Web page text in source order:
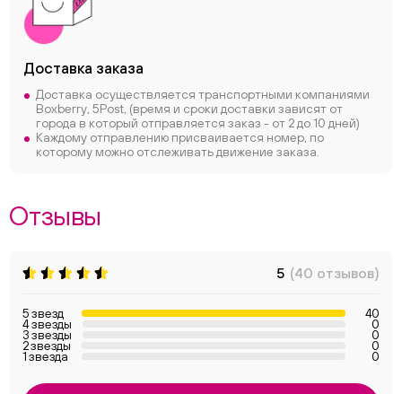
Доставка заказа
Доставка осуществляется транспортными компаниями
Boxberry, 5Post, (время и сроки доставки зависят от
города в который отправляется заказ - от 2 до 10 дней)
Каждому отправлению присваивается номер, по
которому можно отслеживать движение заказа.
Отзывы
5 (40 отзывов)
5 звезд 40
4 звезды 0
3 звезды 0
2 звезды 0
1 звезда 0